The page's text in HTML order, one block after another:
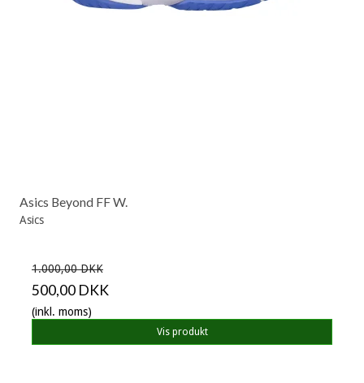
Asics Beyond FF W.
Asics
1.000,00 DKK
500,00 DKK
(inkl. moms)
Vis produkt